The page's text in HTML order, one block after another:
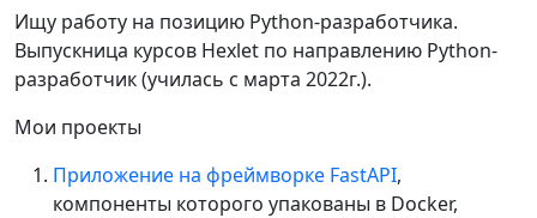
Ищу работу на позицию Python-разработчика.
Выпускница курсов Hexlet по направлению Python-
разработчик (училась с марта 2022г.).
Мои проекты
Приложение на фреймворке FastAPI,
компоненты которого упакованы в Docker,